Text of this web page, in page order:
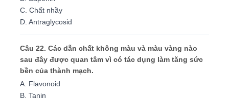
C. Chất nhầy
D. Antraglycosid
Câu 22. Các dẫn chất không màu và màu vàng nào
sau đây được quan tâm vì có tác dụng làm tăng sức
bền của thành mạch.
A. Flavonoid
B. Tanin